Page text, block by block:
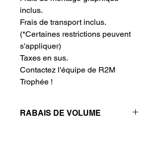
inclus.
Frais de transport inclus.
(*Certaines restrictions peuvent
s'appliquer)
Taxes en sus.
Contactez l'équipe de R2M
Trophée !
RABAIS DE VOLUME